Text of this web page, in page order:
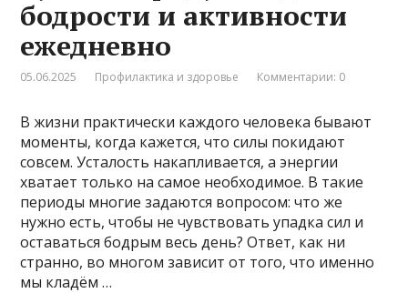
бодрости и активности
ежедневно
05.06.2025 Профилактика и здоровье Комментарии: 0
В жизни практически каждого человека бывают
моменты, когда кажется, что силы покидают
совсем. Усталость накапливается, а энергии
хватает только на самое необходимое. В такие
периоды многие задаются вопросом: что же
нужно есть, чтобы не чувствовать упадка сил и
оставаться бодрым весь день? Ответ, как ни
странно, во многом зависит от того, что именно
мы кладём …